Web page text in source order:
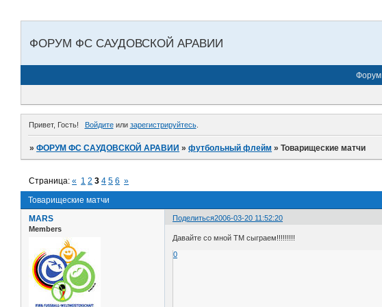
ФОРУМ ФС САУДОВСКОЙ АРАВИИ
Форум
Привет, Гость! Войдитеили зарегистрируйтесь.
»ФОРУМ ФС САУДОВСКОЙ АРАВИИ »футбольный флейм »Товарищеские матчи
Товарищеские матчи
Страница:« 1 2 3 4 5 6 »
Поделиться2006-03-20 11:52:20
MARS
Members
Давайте со мной ТМ сыграем!!!!!!!!!
0